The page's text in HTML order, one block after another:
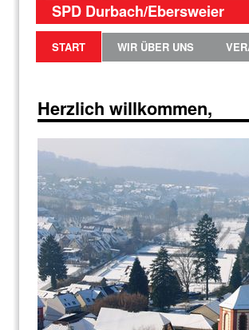
SPD Durbach/Ebersweier
START WIR ÜBER UNS
Herzlich willkommen,